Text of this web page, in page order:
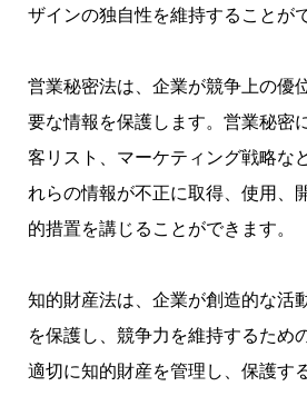
ザインの独自性を維持することが
営業秘密法は、企業が競争上の優
要な情報を保護します。営業秘密
客リスト、マーケティング戦略な
れらの情報が不正に取得、使用、
的措置を講じることができます。
知的財産法は、企業が創造的な活
を保護し、競争力を維持するため
適切に知的財産を管理し、保護す